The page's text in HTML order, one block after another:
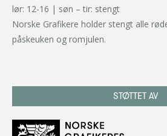
lør: 12-16 | søn – tir: stengt
Norske Grafikere holder stengt alle
påskeuken og romjulen.
STØTTET AV